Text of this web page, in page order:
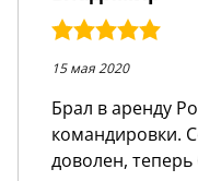
5,0
rating
15 мая 2020
Брал в аренду
командировки.
доволен, теперь